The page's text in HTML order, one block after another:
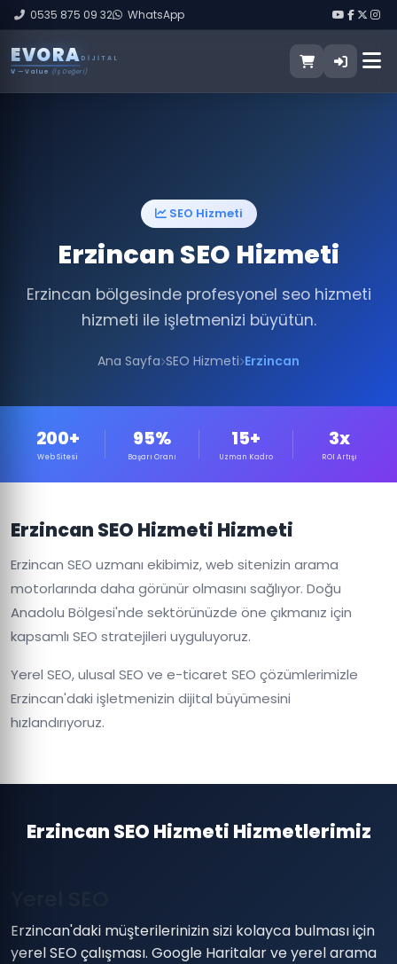
0535 875 09 32 WhatsApp
EVORA DIJITAL
V — Value (İş Değeri)
SEO Hizmeti
Erzincan SEO Hizmeti
Erzincan bölgesinde profesyonel seo hizmeti
hizmeti ile işletmenizi büyütün.
Ana Sayfa SEO Hizmeti Erzincan
200+
Web Sitesi
95%
Başarı Oranı
15+
Uzman Kadro
3x
ROI Artışı
Erzincan SEO Hizmeti Hizmeti
Erzincan SEO uzmanı ekibimiz, web sitenizin arama
motorlarında daha görünür olmasını sağlıyor. Doğu
Anadolu Bölgesi'nde sektörünüzde öne çıkmanız için
kapsamlı SEO stratejileri uyguluyoruz.
Yerel SEO, ulusal SEO ve e-ticaret SEO çözümlerimizle
Erzincan'daki işletmenizin dijital büyümesini
hızlandırıyoruz.
Erzincan SEO Hizmeti Hizmetlerimiz
Erzincan'daki müşterilerinizin sizi kolayca bulması için
yerel SEO çalışması. Google Haritalar ve yerel arama